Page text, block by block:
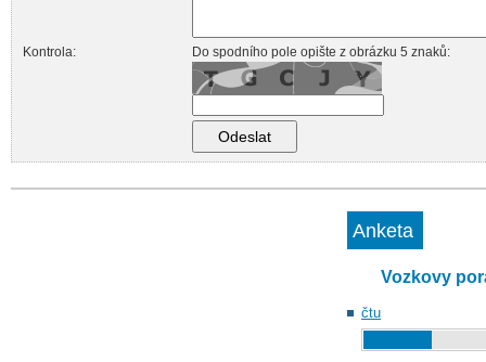
Kontrola: Do spodního pole opište z obrázku 5 znaků:
Anketa
Vozkovy
čtu